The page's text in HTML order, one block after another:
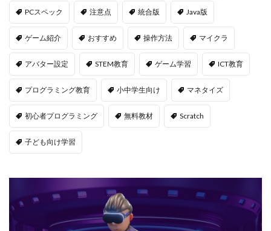
PCスペック 注意点 統合版 Java版
ゲーム紹介 おすすめ 操作方法 マイクラ
アバター設定 STEM教育 ゲーム学習 ICT教育
プログラミング教育 小中学生向け マネタイズ
初心者プログラミング 無料教材 Scratch
子ども向け学習